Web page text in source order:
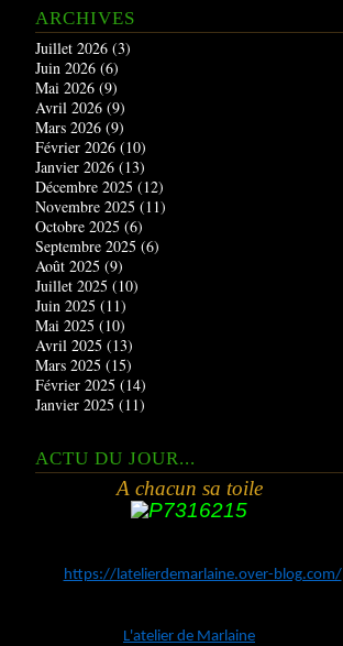
ARCHIVES
Juillet 2026 (3)
Juin 2026 (6)
Mai 2026 (9)
Avril 2026 (9)
Mars 2026 (9)
Février 2026 (10)
Janvier 2026 (13)
Décembre 2025 (12)
Novembre 2025 (11)
Octobre 2025 (6)
Septembre 2025 (6)
Août 2025 (9)
Juillet 2025 (10)
Juin 2025 (11)
Mai 2025 (10)
Avril 2025 (13)
Mars 2025 (15)
Février 2025 (14)
Janvier 2025 (11)
ACTU DU JOUR...
A chacun sa toile
https://latelierdemarlaine.over-blog.com/
L'atelier de Marlaine